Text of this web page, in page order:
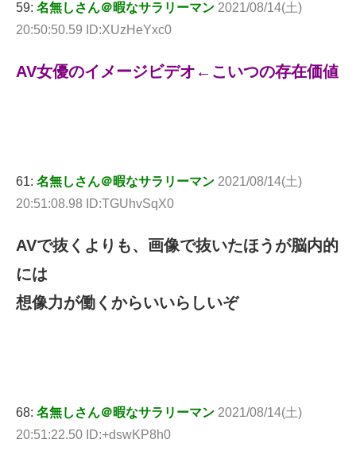
59: 名無しさん＠暇なサラリーマン 2021/08/14(土)
20:50:50.59 ID:XUzHeYxc0
AV女優のイメージビデオ←こいつの存在価値
61: 名無しさん＠暇なサラリーマン 2021/08/14(土)
20:51:08.98 ID:TGUhvSqX0
AVで抜くよりも、画像で抜いたほうが脳内的
には
想像力が働くからいいらしいぞ
68: 名無しさん＠暇なサラリーマン 2021/08/14(土)
20:51:22.50 ID:+dswKP8h0